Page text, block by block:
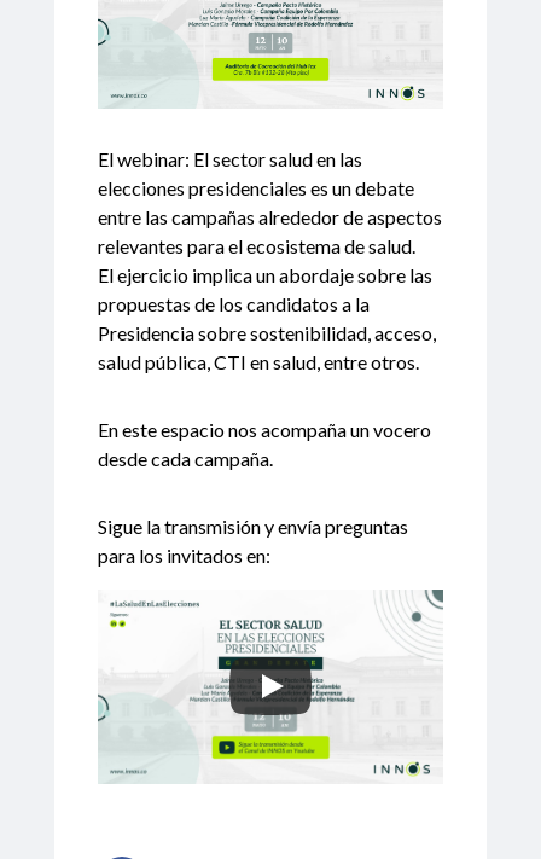
El webinar: El sector salud en las
elecciones presidenciales es un debate
entre las campañas alrededor de aspectos
relevantes para el ecosistema de salud.
El ejercicio implica un abordaje sobre las
propuestas de los candidatos a la
Presidencia sobre sostenibilidad, acceso,
salud pública, CTI en salud, entre otros.
En este espacio nos acompaña un vocero
desde cada campaña.
Sigue la transmisión y envía preguntas
para los invitados en: